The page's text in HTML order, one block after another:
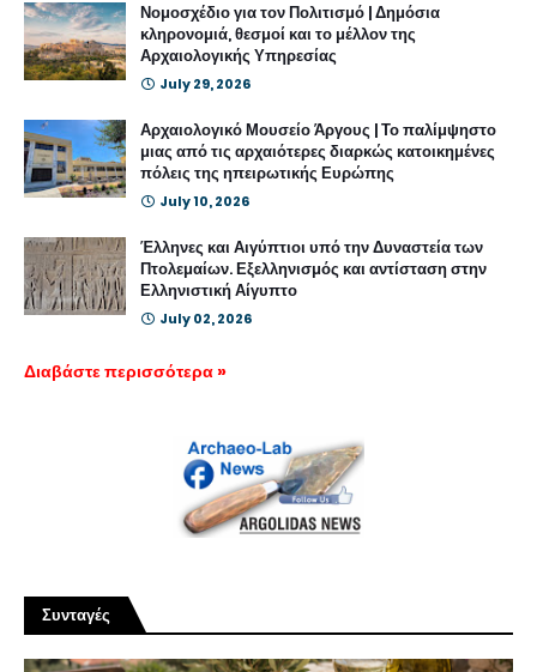
Νομοσχέδιο για τον Πολιτισμό | Δημόσια
κληρονομιά, θεσμοί και το μέλλον της
Αρχαιολογικής Υπηρεσίας
July 29, 2026
Αρχαιολογικό Μουσείο Άργους | Το παλίμψηστο
μιας από τις αρχαιότερες διαρκώς κατοικημένες
πόλεις της ηπειρωτικής Ευρώπης
July 10, 2026
Έλληνες και Αιγύπτιοι υπό την Δυναστεία των
Πτολεμαίων. Εξελληνισμός και αντίσταση στην
Ελληνιστική Αίγυπτο
July 02, 2026
Διαβάστε περισσότερα »
Συνταγές